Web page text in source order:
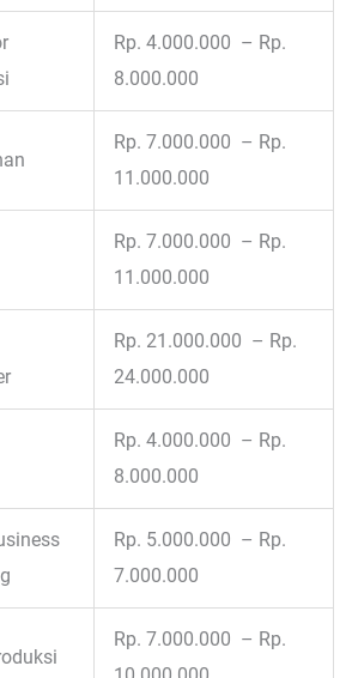
Rp. 4.000.000 – Rp.
8.000.000
Rp. 7.000.000 – Rp.
11.000.000
Rp. 7.000.000 – Rp.
11.000.000
Rp. 21.000.000 – Rp.
24.000.000
Rp. 4.000.000 – Rp.
8.000.000
Rp. 5.000.000 – Rp.
7.000.000
Rp. 7.000.000 – Rp.